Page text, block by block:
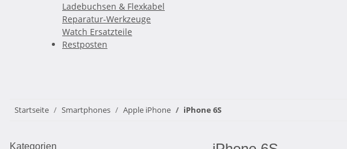
Ladebuchsen & Flexkabel
Reparatur-Werkzeuge
Watch Ersatzteile
Restposten
Startseite Smartphones Apple iPhone iPhone 6S
Kategorien